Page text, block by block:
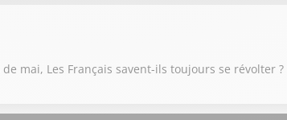
mai, Les Français savent-ils toujours se révolter